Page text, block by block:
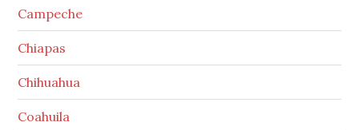
Campeche
Chiapas
Chihuahua
Coahuila